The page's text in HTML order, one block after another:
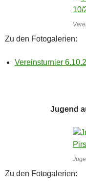
Zu den Fotogalerien:
Vereinsturnier
Jugend
Zu den Fotogalerien: